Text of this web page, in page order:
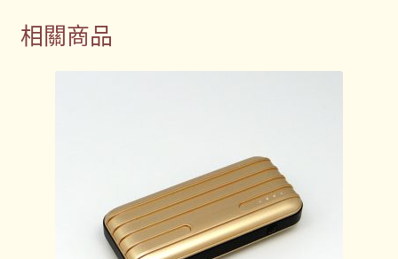
相關商品